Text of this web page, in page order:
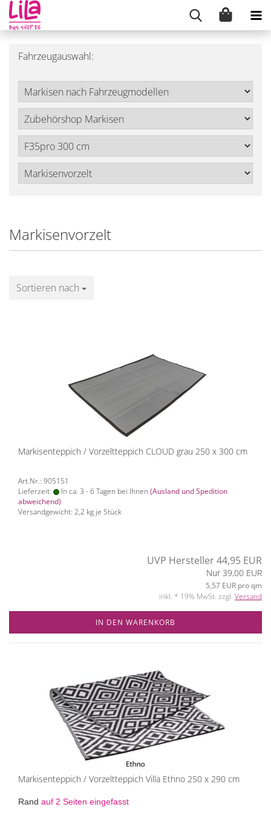
Fahrzeugauswahl:
Markisenvorzelt
Sortieren nach
Sortieren nach
Markisenteppich / Vorzeltteppich CLOUD grau 250 x 300 cm
Art.Nr.: 905151
Lieferzeit:
In ca. 3 - 6 Tagen bei Ihnen (Ausland und Spedition
abweichend)
Versandgewicht: 2,2 kg je Stück
UVP Hersteller 44,95 EUR
Nur 39,00 EUR
5,57 EUR pro qm
inkl. * 19% MwSt. zzgl. Versand
IN DEN WARENKORB
Markisenteppich / Vorzeltteppich Villa Ethno 250 x 290 cm
Rand auf 2 Seiten eingefasst